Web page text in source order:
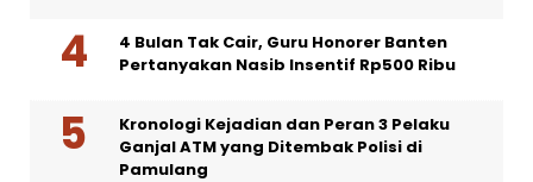
4 Bulan Tak Cair, Guru Honorer Banten
Pertanyakan Nasib Insentif Rp500 Ribu
Kronologi Kejadian dan Peran 3 Pelaku
Ganjal ATM yang Ditembak Polisi di
Pamulang